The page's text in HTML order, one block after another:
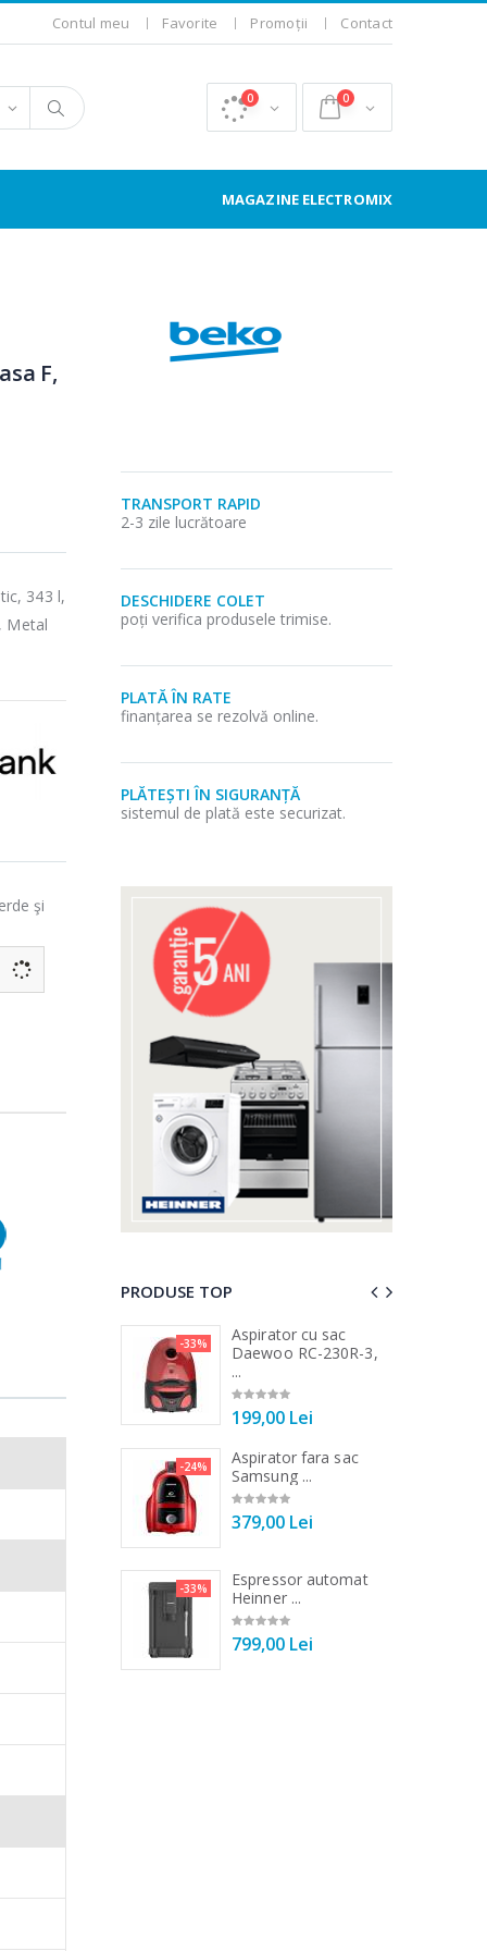
Contul meu Favorite Promoții Contact
0 0
MAGAZINE ELECTROMIX
F,
343 l,
Metal
şi
TRANSPORT RAPID
2-3 zile lucrătoare
DESCHIDERE COLET
poți verifica produsele trimise.
PLATĂ ÎN RATE
finanțarea se rezolvă online.
PLĂTEȘTI ÎN SIGURANȚĂ
sistemul de plată este securizat.
PRODUSE TOP
Lei
...
Lei
-33%
Aspirator cu sac
Daewoo RC-230R-3,
...
199,00 Lei
-24%
Aspirator fara sac
Samsung ...
379,00 Lei
-33%
Espressor automat
Heinner ...
799,00 Lei